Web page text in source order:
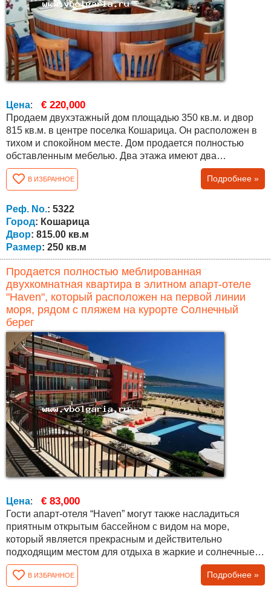
Цена: € 220,000
Продаем двухэтажный дом площадью 350 кв.м. и двор
815 кв.м. в центре поселка Кошарица. Он расположен в
тихом и спокойном месте. Дом продается полностью
обставленным мебелью. Два этажа имеют два
отдельных входа. На первом этаже есть коридор, пять
комнат, мини-кухня и две ванные комнаты, подходящие
для сдачи в аренду. Второй этаж: просторный коридор,
две спальни, одна детская комната, гостиная, столовая и
кухня, ванная комната и прачечная....
В ИЗБРАННОЕ Подробнее »
Реф. No.: 5322
Город: Кошарица
Двор: 815.00 кв.м
Размер: 250 кв.м
Продается полностью меблированная
двухкомнатная квартира в элитном апарт-отеле
"Haven", который расположен на первой линии
моря, рядом с пляжем на курорте Солнечный
берег
Цена: € 83,000
Гости апарт-отеля “Haven” могут также насладиться
приятным открытым бассейном с видом на море,
который является прекрасным и действительно
подходящим местом для отдыха в жаркие и солнечные
летние дни. В бассейне также есть специальная мелкое
отделение для детей. Стильный ресторан предлагает
богатый выбор невероятно вкусных блюд традиционной
В ИЗБРАННОЕ Подробнее »